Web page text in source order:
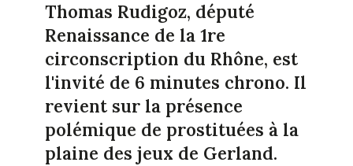
Thomas Rudigoz, député
Renaissance de la 1re
circonscription du Rhône, est
l'invité de 6 minutes chrono. Il
revient sur la présence
polémique de prostituées à la
plaine des jeux de Gerland.